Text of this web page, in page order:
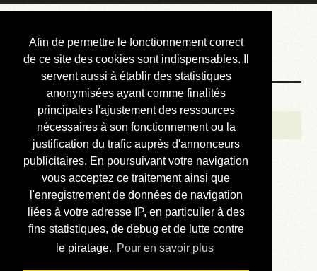
Afin de permettre le fonctionnement correct
de ce site des cookies sont indispensables. Il
servent aussi à établir des statistiques
anonymisées ayant comme finalités
principales l'ajustement des ressources
nécessaires à son fonctionnement ou la
justification du trafic auprès d'annonceurs
publicitaires. En poursuivant votre navigation
vous acceptez ce traitement ainsi que
l'enregistrement de données de navigation
liées à votre adresse IP, en particulier à des
fins statistiques, de debug et de lutte contre
le piratage. Pour en savoir plus
Courbis, « LE »
Blog Officiel
Bienvenue
Réalisations
Divers (et d’été)
Annonces
Liens externes
Téléchargement
Contact